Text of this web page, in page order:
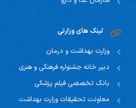
لینک های وزارتی
وزارت بهداشت و درمان
دبیر خانه جشنواره فرهنگی و هنری
بانک تخصصی فیلم پزشکی
معاونت تحقیقات وزارت بهداشت